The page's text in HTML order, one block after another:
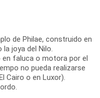
de Philae, construido en
joya del Nilo.
en faluca o motora por el
no pueda realizarse
Cairo o en Luxor).